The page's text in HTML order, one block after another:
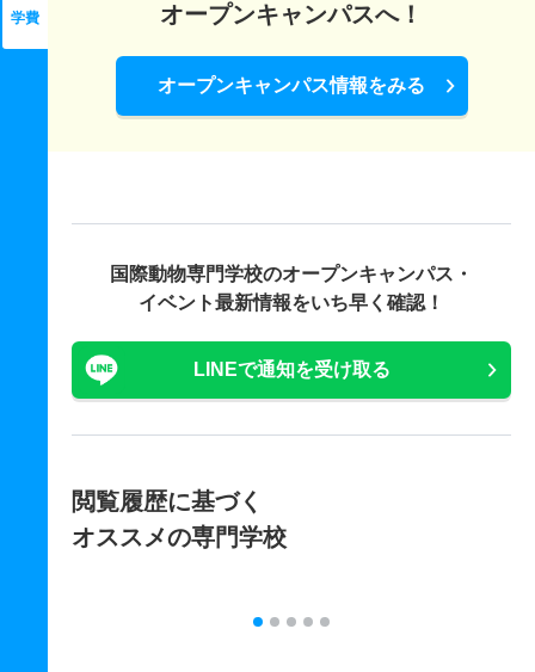
学費
オープンキャンパスへ！
オープンキャンパス情報をみる
国際動物専門学校のオープンキャンパス・
イベント最新情報をいち早く確認！
LINEで通知を受け取る
閲覧履歴に基づく
オススメの専門学校